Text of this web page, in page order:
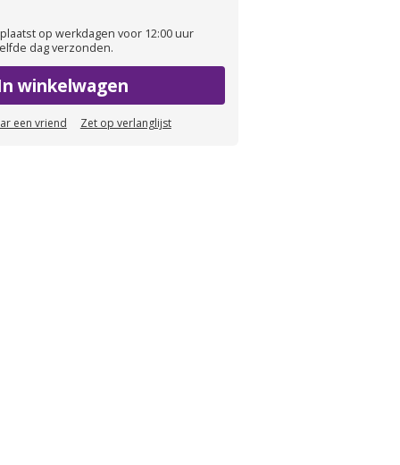
op werkdagen voor 12:00 uur
dag verzonden.
winkelwagen
een vriend Zet op verlanglijst